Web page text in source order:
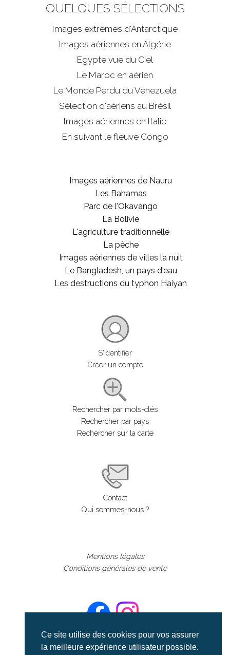
Ce site utilise des cookies pour vos assurer
la meilleure expérience utilisateur possible.
QUELQUES SÉLECTIONS
Images extrêmes d'Antarctique
Images aériennes en Algérie
Egypte vue du Ciel
Le Maroc en aérien
Le Monde Perdu du Venezuela
Sélection d'aériens au Brésil
Images aériennes en Italie
En suivant le fleuve Congo
Images aériennes de Nauru
Les Bahamas
Parc de l'Okavango
La Bolivie
L'agriculture traditionnelle
La pêche
Images aériennes de villes la nuit
Le Bangladesh, un pays d'eau
Les destructions du typhon Haiyan
S'identifier
Créer un compte
Rechercher par mots-clés
Rechercher par pays
Rechercher sur la carte
Contact
Qui sommes-nous ?
Mentions légales
Conditions générales de vente
©aerialcollection marque déposée 2024